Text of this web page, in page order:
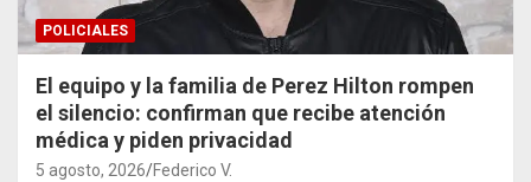
POLICIALES
El equipo y la familia de Perez Hilton rompen
el silencio: confirman que recibe atención
médica y piden privacidad
5 agosto, 2026 Federico V.